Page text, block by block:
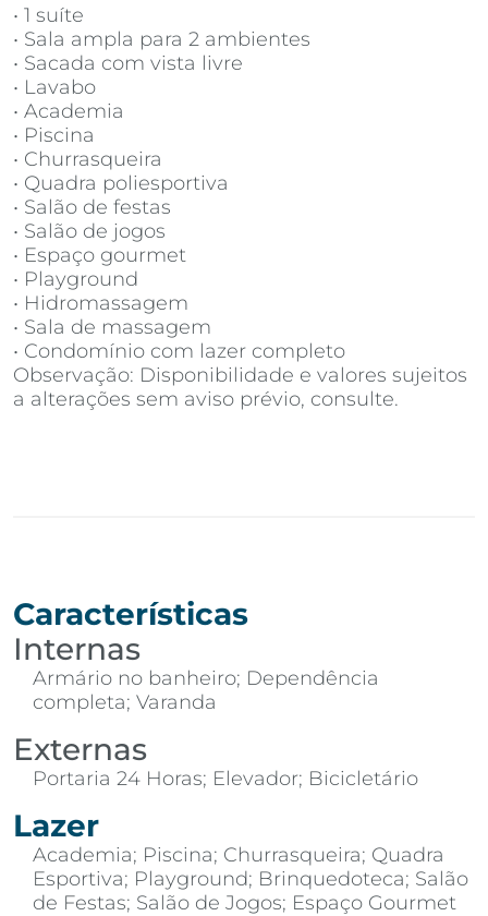
• 1 suíte
• Sala ampla para 2 ambientes
• Sacada com vista livre
• Lavabo
• Academia
• Piscina
• Churrasqueira
• Quadra poliesportiva
• Salão de festas
• Salão de jogos
• Espaço gourmet
• Playground
• Hidromassagem
• Sala de massagem
• Condomínio com lazer completo
Observação: Disponibilidade e valores sujeitos
a alterações sem aviso prévio, consulte.
Características
Internas
Armário no banheiro; Dependência
completa; Varanda
Externas
Portaria 24 Horas; Elevador; Bicicletário
Lazer
Academia; Piscina; Churrasqueira; Quadra
Esportiva; Playground; Brinquedoteca; Salão
de Festas; Salão de Jogos; Espaço Gourmet